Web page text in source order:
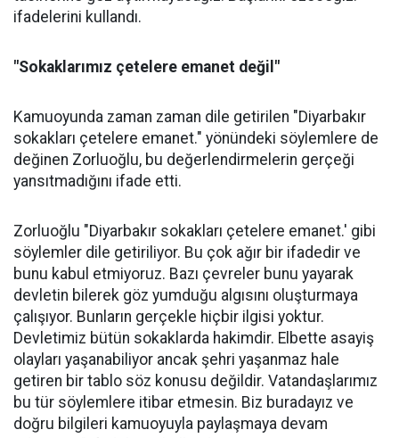
ifadelerini kullandı.
"Sokaklarımız çetelere emanet değil"
Kamuoyunda zaman zaman dile getirilen "Diyarbakır
sokakları çetelere emanet." yönündeki söylemlere de
değinen Zorluoğlu, bu değerlendirmelerin gerçeği
yansıtmadığını ifade etti.
Zorluoğlu "Diyarbakır sokakları çetelere emanet.' gibi
söylemler dile getiriliyor. Bu çok ağır bir ifadedir ve
bunu kabul etmiyoruz. Bazı çevreler bunu yayarak
devletin bilerek göz yumduğu algısını oluşturmaya
çalışıyor. Bunların gerçekle hiçbir ilgisi yoktur.
Devletimiz bütün sokaklarda hakimdir. Elbette asayiş
olayları yaşanabiliyor ancak şehri yaşanmaz hale
getiren bir tablo söz konusu değildir. Vatandaşlarımız
bu tür söylemlere itibar etmesin. Biz buradayız ve
doğru bilgileri kamuoyuyla paylaşmaya devam